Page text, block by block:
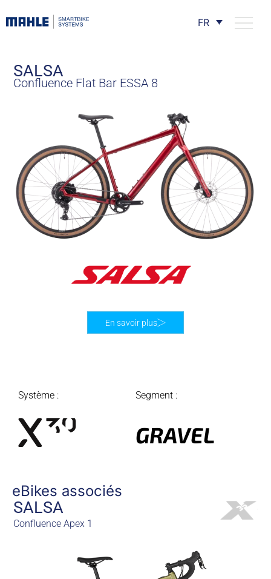
FR
SALSA
Confluence Flat Bar ESSA 8
Système : Segment :
GRAVEL
En savoir plus
eBikes associés
SALSA
Confluence Apex 1